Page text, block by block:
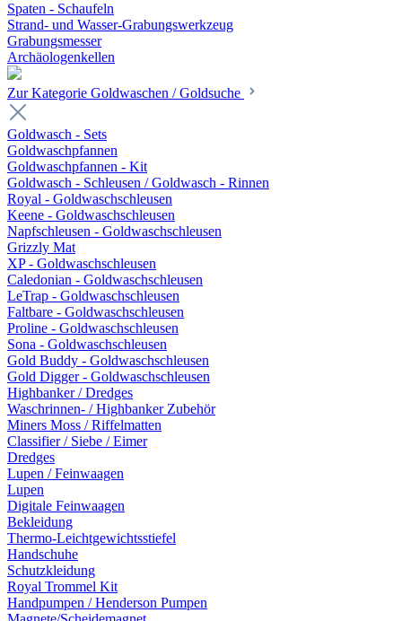
Spaten - Schaufeln
Strand- und Wasser-Grabungswerkzeug
Grabungsmesser
Archäologenkellen
Zur Kategorie Goldwaschen / Goldsuche
Goldwasch - Sets
Goldwaschpfannen
Goldwaschpfannen - Kit
Goldwasch - Schleusen / Goldwasch - Rinnen
Royal - Goldwaschschleusen
Keene - Goldwaschschleusen
Napfschleusen - Goldwaschschleusen
Grizzly Mat
XP - Goldwaschschleusen
Caledonian - Goldwaschschleusen
LeTrap - Goldwaschschleusen
Faltbare - Goldwaschschleusen
Proline - Goldwaschschleusen
Sona - Goldwaschschleusen
Gold Buddy - Goldwaschschleusen
Gold Digger - Goldwaschschleusen
Highbanker / Dredges
Waschrinnen- / Highbanker Zubehör
Miners Moss / Riffelmatten
Classifier / Siebe / Eimer
Dredges
Lupen / Feinwaagen
Lupen
Digitale Feinwaagen
Bekleidung
Thermo-Leichtgewichtsstiefel
Handschuhe
Schutzkleidung
Royal Trommel Kit
Handpumpen / Henderson Pumpen